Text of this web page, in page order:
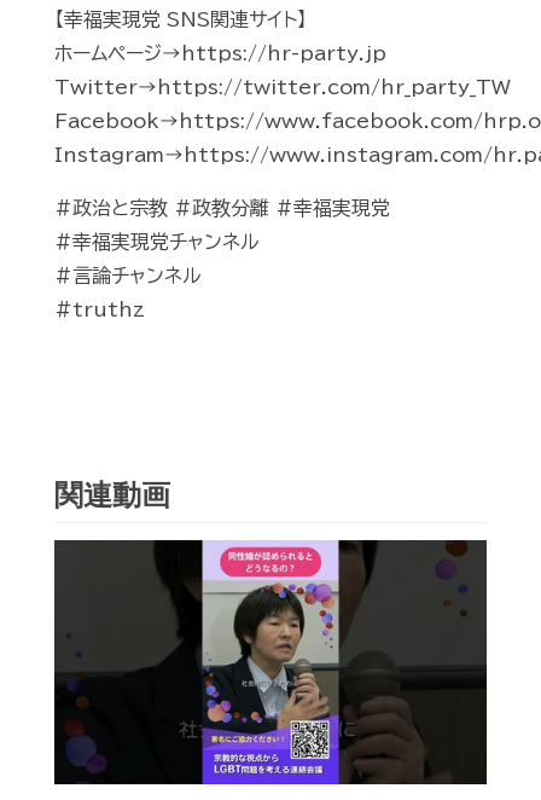
【幸福実現党 SNS関連サイト】
ホームページ→https://hr-party.jp
Twitter→https://twitter.com/hr_party_TW
Facebook→https://www.facebook.com/
Instagram→https://www.instagram.com/
#政治と宗教 #政教分離 #幸福実現党
#幸福実現党チャンネル
#言論チャンネル
#truthz
関連動画